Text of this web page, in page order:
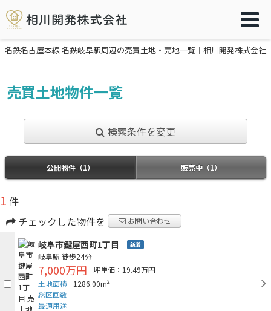
名鉄名古屋本線 名鉄岐阜駅周辺の売買土地・売地一覧｜相川開発株式会社
売買土地物件一覧
検索条件を変更
公開物件（1） 販売中（1）
1 件
チェックした物件を
お問い合わせ
岐阜市鍵屋西町1丁目 新着
岐阜駅 徒歩24分
7,000万円
坪単価：19.49万円
土地面積
1286.00m2
総区画数
最適用途